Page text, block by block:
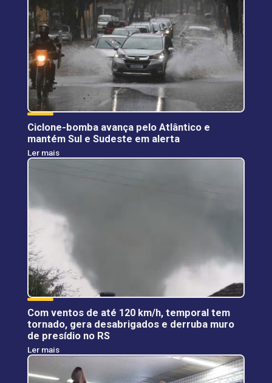
Ciclone-bomba avança pelo Atlântico e
mantém Sul e Sudeste em alerta
Ler mais
Com ventos de até 120 km/h, temporal tem
tornado, gera desabrigados e derruba muro
de presídio no RS
Ler mais